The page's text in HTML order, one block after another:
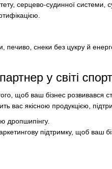
серцево-судинної системи,
снеки без цукру й
у світі
щоб ваш бізнес розвивався
вас якісною продукцією,
дропшипінгу.
підтримку, щоб ваш